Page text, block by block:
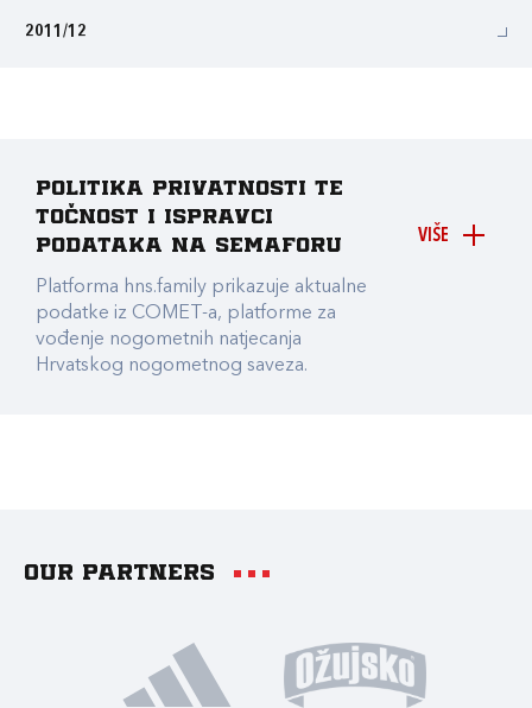
2011/12
VIŠE
Politika privatnosti te
točnost i ispravci
podataka na Semaforu
Platforma hns.family prikazuje aktualne
podatke iz COMET-a, platforme za
vođenje nogometnih natjecanja
Hrvatskog nogometnog saveza.
Our partners